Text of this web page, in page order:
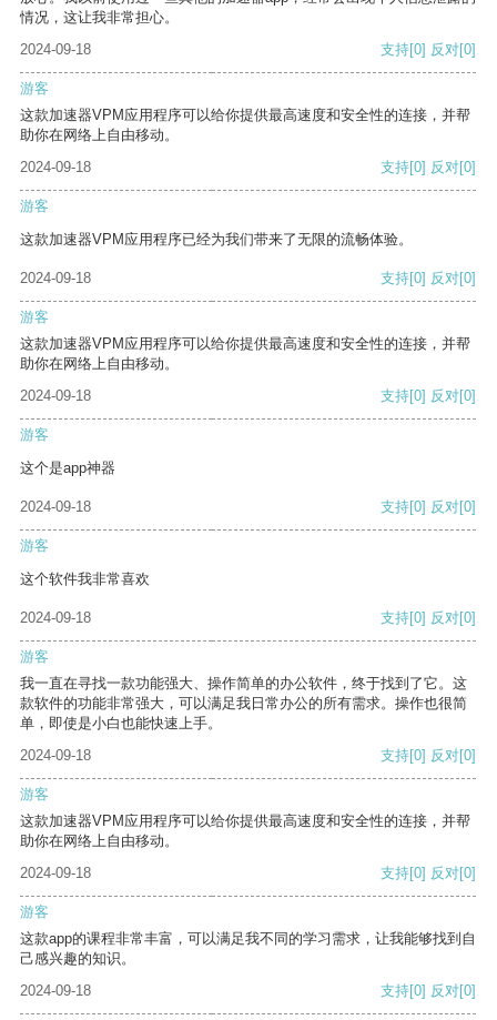
情况，这让我非常担心。
2024-09-18
支持[0] 反对[0]
游客
这款加速器VPM应用程序可以给你提供最高速度和安全性的连接，并帮
助你在网络上自由移动。
2024-09-18
支持[0] 反对[0]
游客
这款加速器VPM应用程序已经为我们带来了无限的流畅体验。
2024-09-18 支持[0] 反对[0]
游客
这款加速器VPM应用程序可以给你提供最高速度和安全性的连接，并帮
助你在网络上自由移动。
2024-09-18
支持[0] 反对[0]
游客
这个是app神器
2024-09-18 支持[0] 反对[0]
游客
这个软件我非常喜欢
2024-09-18 支持[0] 反对[0]
游客
我一直在寻找一款功能强大、操作简单的办公软件，终于找到了它。这
款软件的功能非常强大，可以满足我日常办公的所有需求。操作也很简
单，即使是小白也能快速上手。
2024-09-18
支持[0] 反对[0]
游客
这款加速器VPM应用程序可以给你提供最高速度和安全性的连接，并帮
助你在网络上自由移动。
2024-09-18
支持[0] 反对[0]
游客
这款app的课程非常丰富，可以满足我不同的学习需求，让我能够找到自
己感兴趣的知识。
2024-09-18
支持[0] 反对[0]